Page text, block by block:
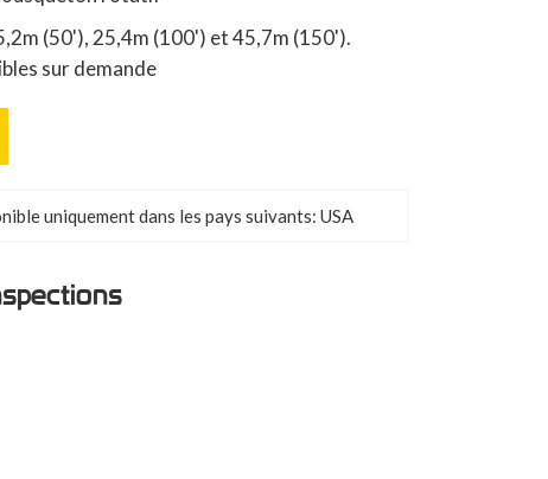
(50'), 25,4m (100') et 45,7m (150').
sur demande
uniquement dans les pays suivants: USA